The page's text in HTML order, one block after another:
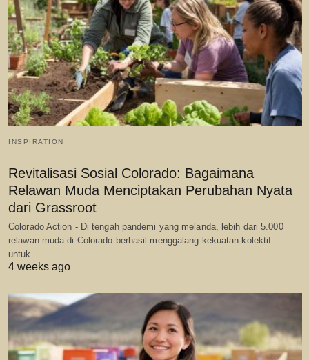
INSPIRATION
Revitalisasi Sosial Colorado: Bagaimana
Relawan Muda Menciptakan Perubahan Nyata
dari Grassroot
Colorado Action - Di tengah pandemi yang melanda, lebih dari 5.000
relawan muda di Colorado berhasil menggalang kekuatan kolektif
untuk…
4 weeks ago